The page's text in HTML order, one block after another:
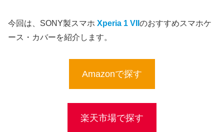
今回は、SONY製スマホ Xperia 1 VII のおすすめスマホケ
ース・カバーを紹介します。
Amazonで探す
楽天市場で探す